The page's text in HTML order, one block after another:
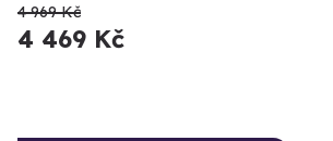
4 969 Kč
4 469 Kč